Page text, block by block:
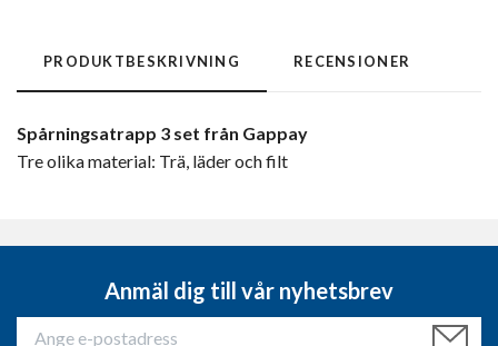
PRODUKTBESKRIVNING RECENSIONER
Spårningsatrapp 3 set från Gappay
Tre olika material: Trä, läder och filt
Anmäl dig till vår nyhetsbrev